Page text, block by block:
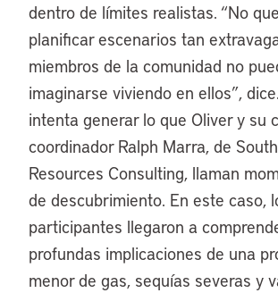
dentro de límites realistas. “No
planificar escenarios tan
miembros de la comunidad no
imaginarse viviendo en ellos”,
intenta generar lo que Oliver y su
coordinador Ralph Marra, de
Resources Consulting, llaman
de descubrimiento. En este caso,
participantes llegaron a
profundas implicaciones de una
menor de gas, sequías severas y